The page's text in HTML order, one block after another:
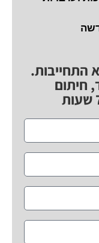
התחייבות.
חיתום